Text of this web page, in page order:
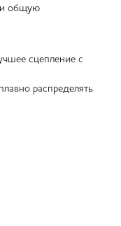
и общую
сцепление с
распределять